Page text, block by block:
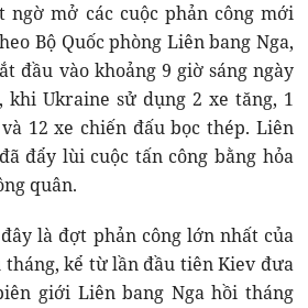
ngờ mở các cuộc phản công mới
Bộ Quốc phòng Liên bang Nga,
đầu vào khoảng 9 giờ sáng ngày
khi Ukraine sử dụng 2 xe tăng, 1
12 xe chiến đấu bọc thép. Liên
đẩy lùi cuộc tấn công bằng hỏa
quân.
là đợt phản công lớn nhất của
kể từ lần đầu tiên Kiev đưa
giới Liên bang Nga hồi tháng